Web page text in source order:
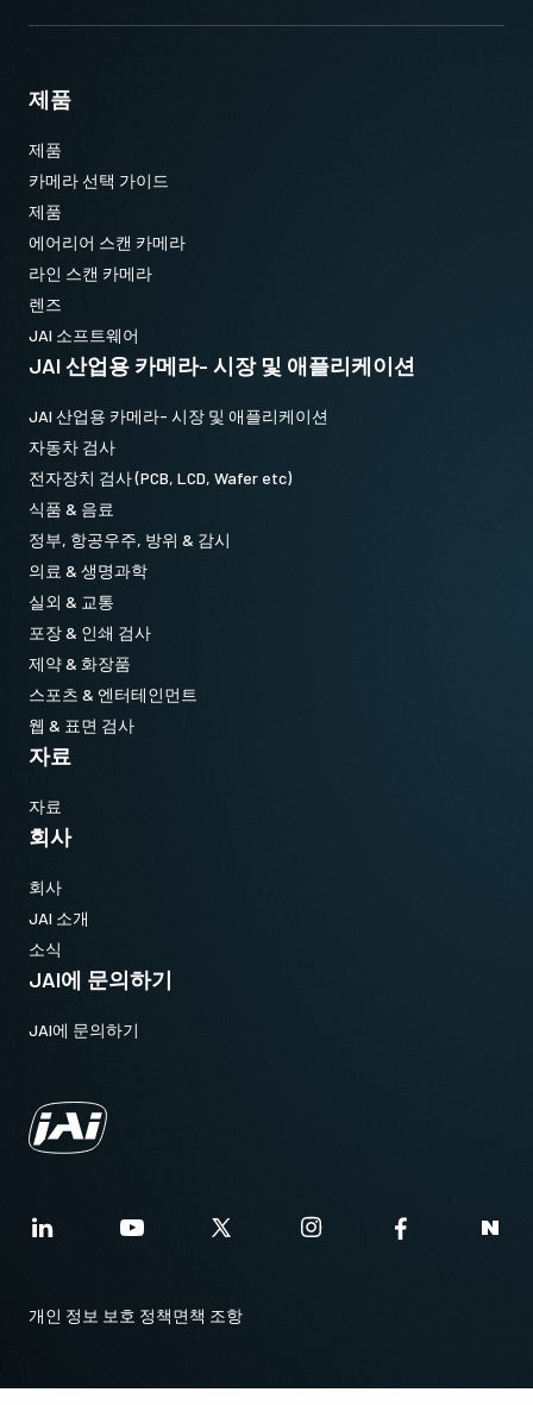
제품
제품
카메라 선택 가이드
제품
에어리어 스캔 카메라
라인 스캔 카메라
렌즈
JAI 소프트웨어
JAI 산업용 카메라- 시장 및 애플리케이션
JAI 산업용 카메라- 시장 및 애플리케이션
자동차 검사
전자장치 검사 (PCB, LCD, Wafer etc)
식품 & 음료
정부, 항공우주, 방위 & 감시
의료 & 생명과학
실외 & 교통
포장 & 인쇄 검사
제약 & 화장품
스포츠 & 엔터테인먼트
웹 & 표면 검사
자료
자료
회사
회사
JAI 소개
소식
JAI에 문의하기
JAI에 문의하기
개인 정보 보호 정책면책 조항